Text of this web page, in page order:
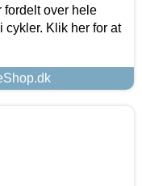
fordelt over hele
cykler. Klik her for at